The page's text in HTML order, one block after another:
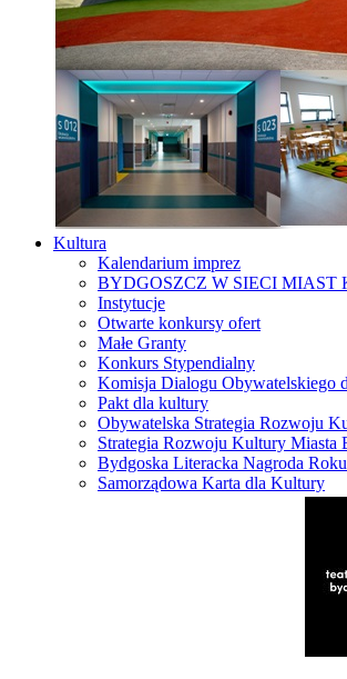
Kultura
Kalendarium imprez
BYDGOSZCZ W SIECI MIAST
Instytucje
Otwarte konkursy ofert
Małe Granty
Konkurs Stypendialny
Komisja Dialogu Obywatelskiego
Pakt dla kultury
Obywatelska Strategia Rozwoju
Strategia Rozwoju Kultury Miasta
Bydgoska Literacka Nagroda
Samorządowa Karta dla Kultury